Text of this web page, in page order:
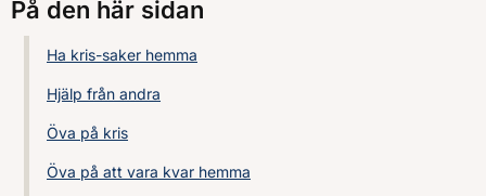
På den här sidan
Ha kris-saker hemma
Hjälp från andra
Öva på kris
Öva på att vara kvar hemma